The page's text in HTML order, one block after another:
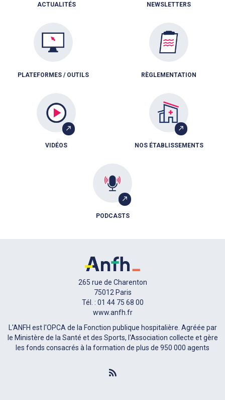
ACTUALITÉS NEWSLETTERS
PLATEFORMES / OUTILS RÈGLEMENTATION
VIDÉOS NOS ÉTABLISSEMENTS
PODCASTS
265 rue de Charenton
75012 Paris
Tél. : 01 44 75 68 00
www.anfh.fr
L'ANFH est l'OPCA de la Fonction publique hospitalière. Agréée par
le Ministère de la Santé et des Sports, l'Association collecte et gère
les fonds consacrés à la formation de plus de 950 000 agents